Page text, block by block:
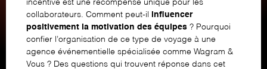
incentive est une récompense unique pour les
collaborateurs. Comment peut-il
influencer
positivement la motivation des équipes ? Pourquoi
confier l’organisation de ce type de voyage à une
agence événementielle spécialisée comme Wagram &
Vous ? Des questions qui trouvent réponse dans cet